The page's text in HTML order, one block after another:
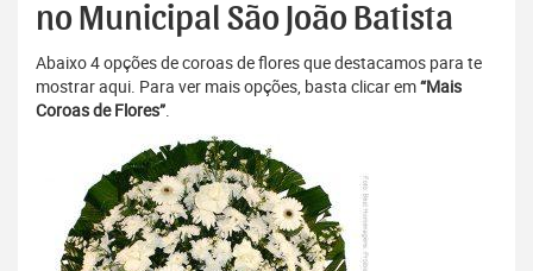
no Municipal São João Batista
Abaixo 4 opções de coroas de flores que destacamos para te
mostrar aqui. Para ver mais opções, basta clicar em“Mais
Coroas de Flores”.